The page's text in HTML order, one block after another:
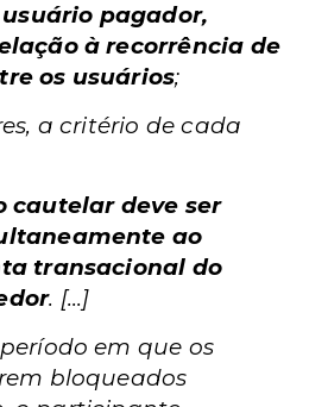
pagador,
à recorrência de
os usuários;
a critério de cada
cautelar deve ser
ao
transacional do
. [...]
em que os
bloqueados